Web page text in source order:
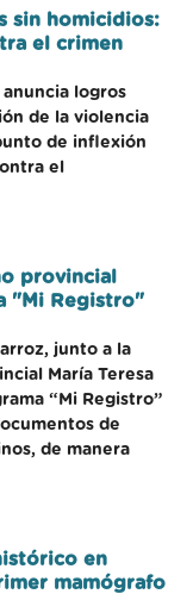
sin homicidios:
el crimen
logros
de la violencia
de inflexión
el
provincial
"Mi Registro"
junto a la
María Teresa
“Mi Registro”
de
de manera
en
mamógrafo